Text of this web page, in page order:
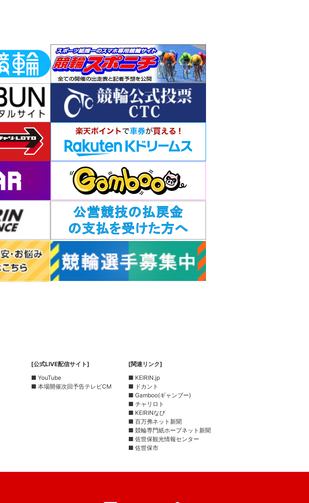
[公式LIVE配信サイト]
■ YouTube
■ 本場開催次回予告テレビCM
[関連リンク]
■ KEIRIN.jp
■ ドカント
■ Gamboo(ギャンブー)
■ チャリロト
■ KEIRINなび
■ 百万弗ネット新聞
■ 競輪専門紙ホープネット新聞
■ 佐世保観光情報センター
■ 佐世保市